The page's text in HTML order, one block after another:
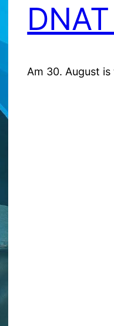
Am 30. August